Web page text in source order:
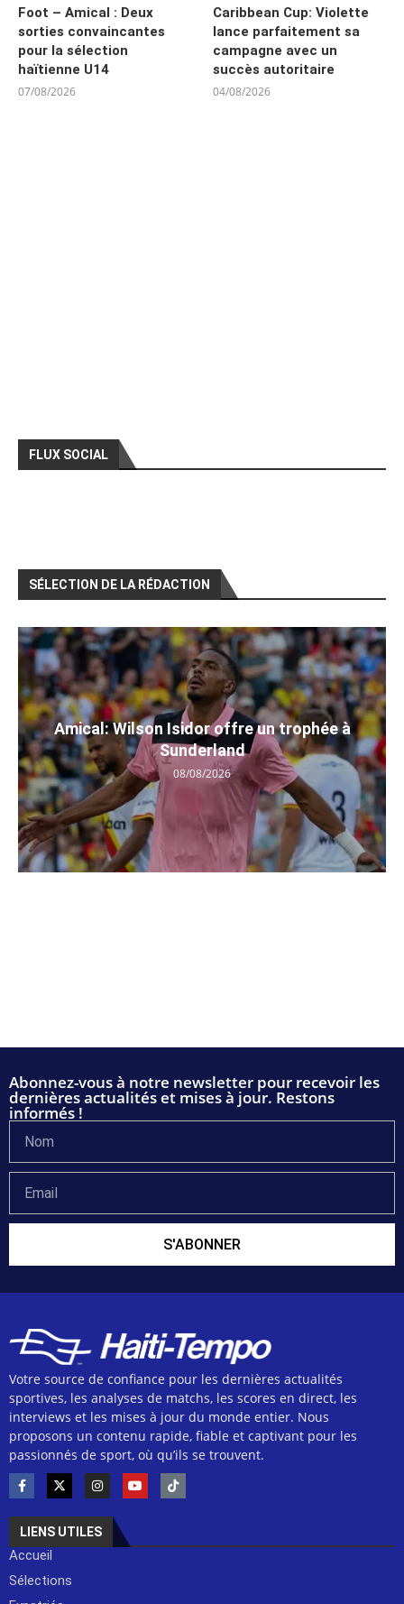
Foot – Amical : Deux
sorties convaincantes
pour la sélection
haïtienne U14
07/08/2026
Caribbean Cup: Violette
lance parfaitement sa
campagne avec un
succès autoritaire
04/08/2026
FLUX SOCIAL
SÉLECTION DE LA RÉDACTION
Amical: Wilson Isidor offre un trophée à
Sunderland
08/08/2026
Abonnez-vous à notre newsletter pour recevoir les
dernières actualités et mises à jour. Restons
informés !
S'ABONNER
Votre source de confiance pour les dernières actualités
sportives, les analyses de matchs, les scores en direct, les
interviews et les mises à jour du monde entier. Nous
proposons un contenu rapide, fiable et captivant pour les
passionnés de sport, où qu’ils se trouvent.
LIENS UTILES
Accueil
Sélections